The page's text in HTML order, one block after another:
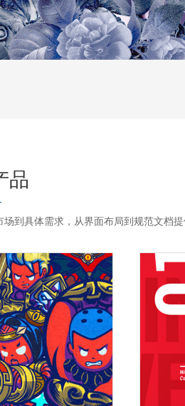
品
到具体需求，从界面布局到规范文档提